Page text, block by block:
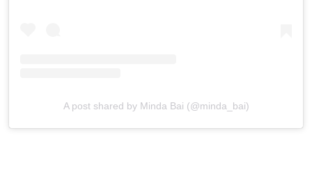
A post shared by Minda Bai (@minda_bai)